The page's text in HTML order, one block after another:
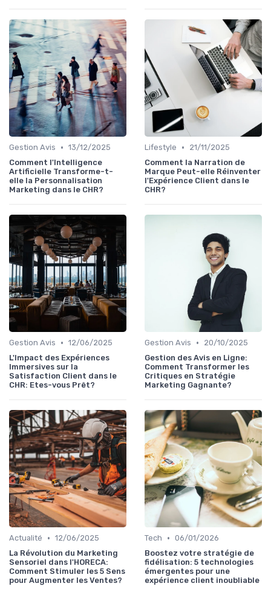
Gestion Avis • 13/12/2025
Comment l'Intelligence
Artificielle Transforme-t-
elle la Personnalisation
Marketing dans le CHR?
Lifestyle •
21/11/2025
Comment la Narration de
Marque Peut-elle Réinventer
l'Expérience Client dans le
CHR?
Gestion Avis • 12/06/2025
L'Impact des Expériences
Immersives sur la
Satisfaction Client dans le
CHR: Etes-vous Prêt?
Gestion Avis •
20/10/2025
Gestion des Avis en Ligne:
Comment Transformer les
Critiques en Stratégie
Marketing Gagnante?
Actualité • 12/06/2025
La Révolution du Marketing
Sensoriel dans l'HORECA:
Comment Stimuler les 5 Sens
pour Augmenter les Ventes?
Tech • 06/01/2026
Boostez votre stratégie de
fidélisation: 5 technologies
émergentes pour une
expérience client inoubliable